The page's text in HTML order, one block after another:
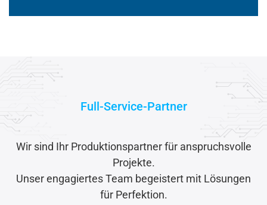
Full-Service-Partner
Wir sind Ihr Produktionspartner für anspruchsvolle
Projekte.
Unser engagiertes Team begeistert mit Lösungen
für Perfektion.